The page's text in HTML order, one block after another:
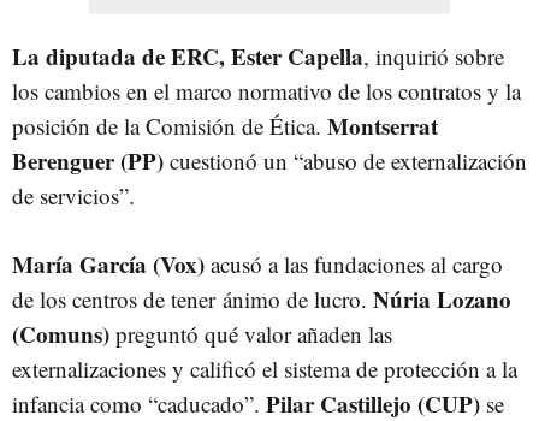
La diputada de ERC, Ester Capella, inquirió sobre
los cambios en el marco normativo de los contratos y la
posición de la Comisión de Ética. Montserrat
Berenguer (PP) cuestionó un “abuso de externalización
de servicios”.
María García (Vox) acusó a las fundaciones al cargo
de los centros de tener ánimo de lucro. Núria Lozano
(Comuns) preguntó qué valor añaden las
externalizaciones y calificó el sistema de protección a la
infancia como “caducado”. Pilar Castillejo (CUP) se